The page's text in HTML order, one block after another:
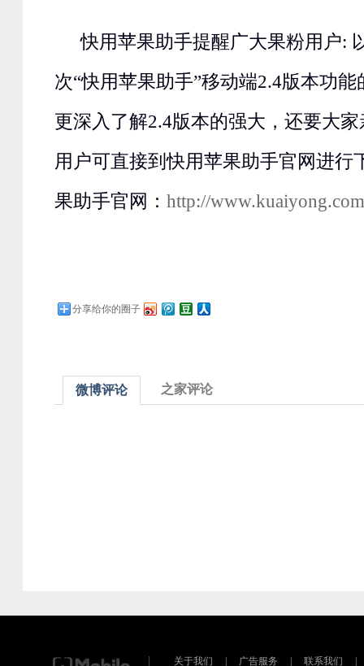
快用苹果助手提醒广大果粉用户:
次“快用苹果助手”移动端2.4版本功
更深入了解2.4版本的强大，还要大
用户可直接到快用苹果助手官网进行
果助手官网： http://
分享给你的圈子
微博评论 之家评论
关于我们 广告服务 联系我们